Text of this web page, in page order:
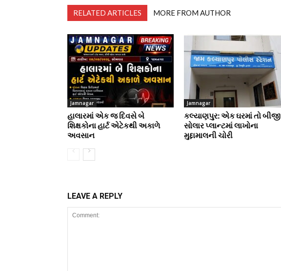
RELATED ARTICLES MORE FROM AUTHOR
Jamnagar
હાલારમાં એક જ દિવસે બે
શિક્ષકોના હાર્ટ એટેકથી અકાળે
અવસાન
Jamnagar
કલ્યાણપુર: એક ઘરમાં તો બીજી
સોલાર પ્લાન્ટમાં લાખોના
મુદ્દામાલની ચોરી
LEAVE A REPLY